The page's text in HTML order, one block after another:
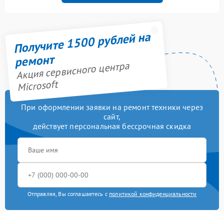
Получите 1500 рублей на
ремонт
Акция сервисного центра
Microsoft
При оформлении заявки на ремонт техники через
сайт,
действует персональная бессрочная скидка
Отправляя, Вы соглашаетесь с политикой конфиденциальности